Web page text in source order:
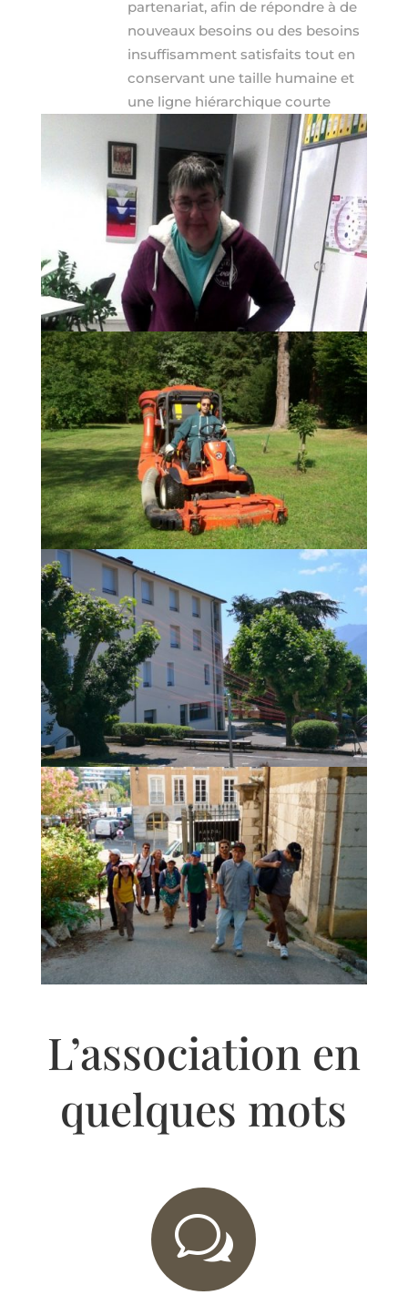
partenariat, afin de répondre à de
nouveaux besoins ou des besoins
insuffisamment satisfaits tout en
conservant une taille humaine et
une ligne hiérarchique courte
L’association en
quelques mots
w